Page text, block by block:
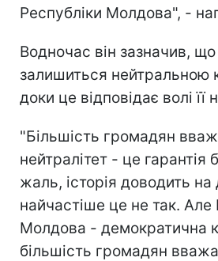
Республіки Молдова", -
Водночас він зазначив,
залишиться нейтральною
доки це відповідає волі її
"Більшість громадян
нейтралітет - це гарантія
жаль, історія доводить на
найчастіше це не так. Але
Молдова - демократична
більшість громадян